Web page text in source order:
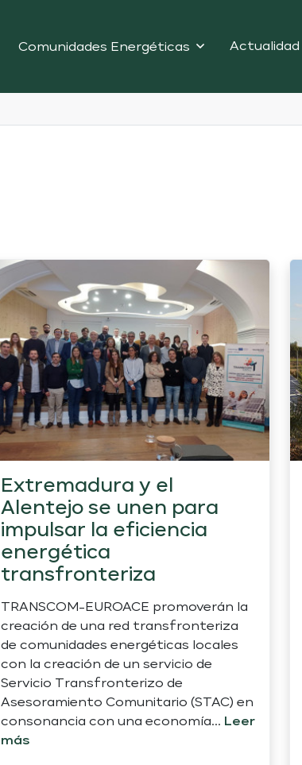
Comunidades Energéticas Actualidad
Extremadura y el
Alentejo se unen para
impulsar la eficiencia
energética
transfronteriza
TRANSCOM-EUROACE promoverán la
creación de una red transfronteriza
de comunidades energéticas locales
con la creación de un servicio de
Servicio Transfronterizo de
Asesoramiento Comunitario (STAC) en
consonancia con una economía... Leer
más